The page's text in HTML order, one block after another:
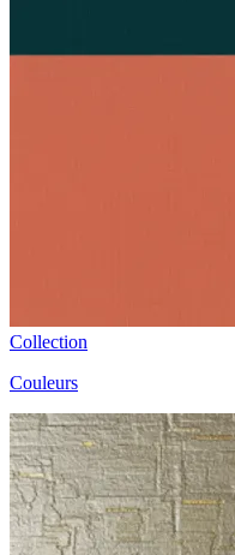
Collection
Couleurs